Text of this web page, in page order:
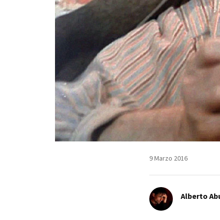
9 Marzo 2016
Alberto